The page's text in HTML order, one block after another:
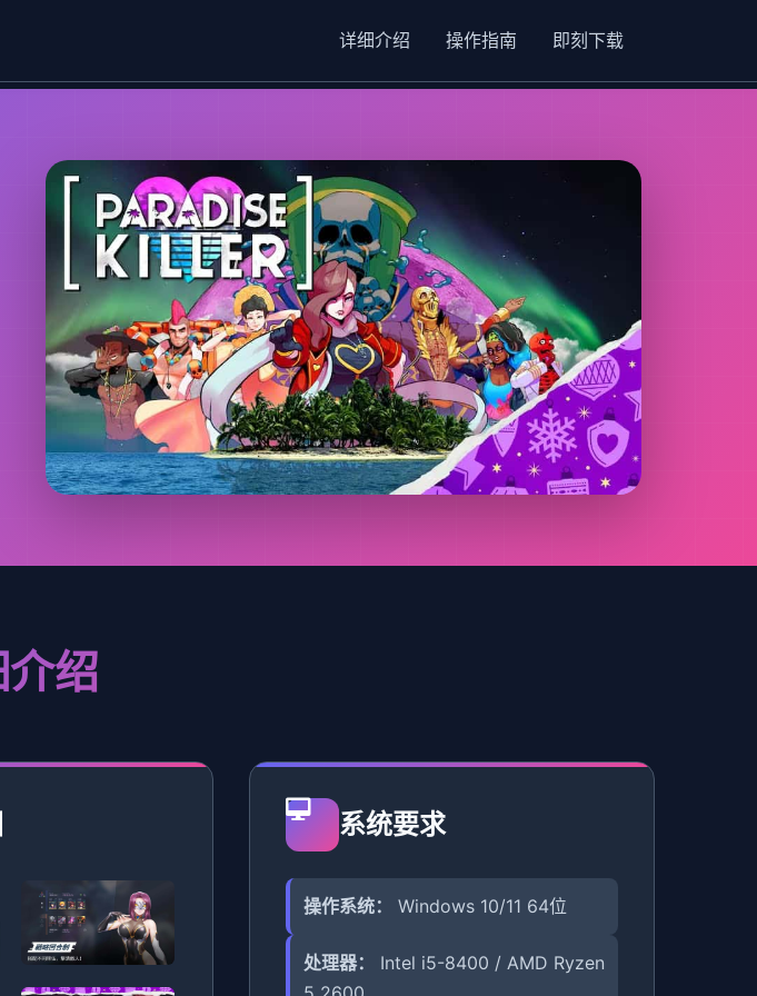
详细介绍 操作指南 即刻下载
绍
系统要求
操作系统： Windows 10/11 64位
处理器：
Intel i5-8400 / AMD Ryzen